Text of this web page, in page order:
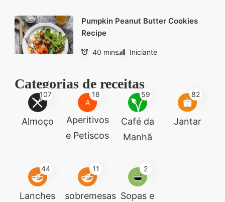
Pumpkin Peanut Butter Cookies
Recipe
40 mins Iniciante
Categorias de receitas
107
Almoço
A
18
Aperitivos
e Petiscos
59
Café da
Manhã
82
Jantar
44
Lanches
11
sobremesas
2
Sopas e